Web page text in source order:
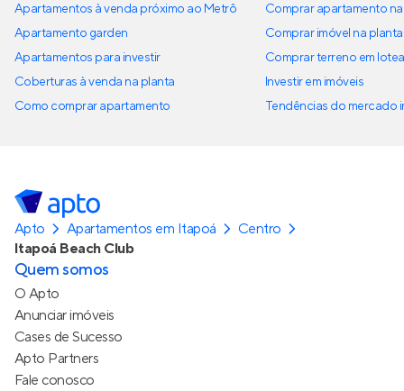
Apartamentos à venda próximo ao Metrô
Apartamento garden
Apartamentos para investir
Coberturas à venda na planta
Como comprar apartamento
Comprar apartamento
Comprar imóvel na planta
Comprar terreno em
Investir em imóveis
Tendências do mercado
Apto Apartamentos em Itapoá
Centro
Itapoá Beach Club
Quem somos
O Apto
Anunciar imóveis
Cases de Sucesso
Apto Partners
Fale conosco